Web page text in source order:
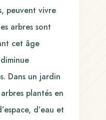
peuvent vivre
arbres sont
cet âge
Dans un jardin
plantés en
d’eau et